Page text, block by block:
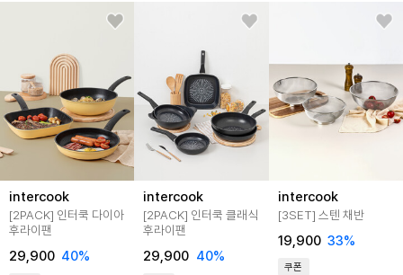
intercook
[2PACK] 인터쿡 다이아
후라이팬
29,900 40%
intercook
[2PACK] 인터쿡 클래식
후라이팬
29,900 40%
intercook
[3SET] 스텐 채반
19,900 33%
쿠폰